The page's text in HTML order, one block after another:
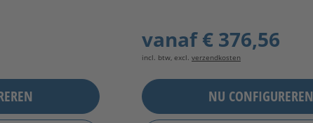
vanaf€ 376,56
incl. btw, excl. verzendkosten
NU CONFIGUREREN